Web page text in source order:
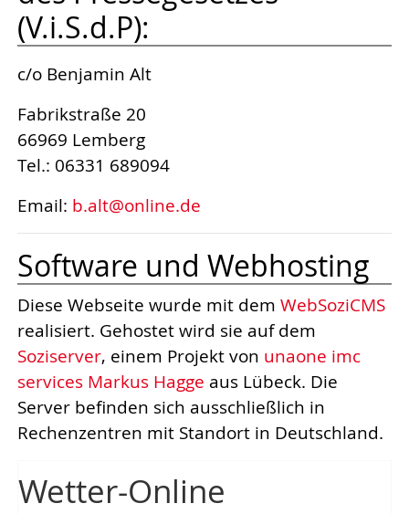
(V.i.S.d.P):
c/o Benjamin Alt
Fabrikstraße 20
66969 Lemberg
Tel.: 06331 689094
Email: b.alt@online.de
Software und Webhosting
Diese Webseite wurde mit dem WebSoziCMS
realisiert. Gehostet wird sie auf dem
Soziserver, einem Projekt von unaone imc
services Markus Hagge aus Lübeck. Die
Server befinden sich ausschließlich in
Rechenzentren mit Standort in Deutschland.
Wetter-Online